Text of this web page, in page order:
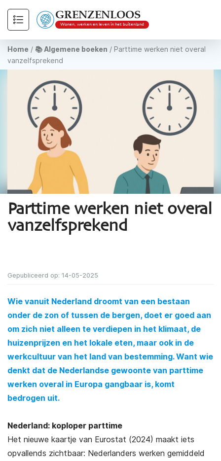
GRENZENLOOS
Wonen, werken en leven in het buitenland
Home / 📚 Algemene boeken / Parttime werken niet overal
vanzelfsprekend
Parttime werken niet overal
vanzelfsprekend
Gepubliceerd op: 14-05-2025
Wie vanuit Nederland droomt van een bestaan
onder de zon of tussen de bergen, doet er goed aan
om zich niet alleen te verdiepen in het klimaat, de
huizenprijzen en het lokale eten, maar ook in de
werkcultuur van het land van bestemming. Want wie
denkt dat de Nederlandse gewoonte van parttime
werken overal in Europa gangbaar is, komt
bedrogen uit.
Nederland: koploper parttime
Het nieuwe kaartje van Eurostat (2024) maakt iets
opvallends zichtbaar: Nederlanders werken gemiddeld